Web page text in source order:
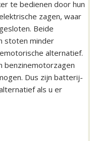
te bedienen door hun
zagen, waar
Beide
stoten minder
alternatief.
benzinemotorzagen
Dus zijn batterij-
als u er